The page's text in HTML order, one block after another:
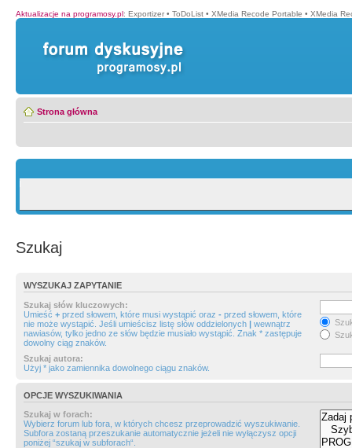
Aktualizacje na programosy.pl: Exportizer • ToDoList • XMedia Recode Portable • XMedia
Strona główna
Szukaj
WYSZUKAJ ZAPYTANIE
Szukaj słów kluczowych:
Umieść + przed słowem, które musi wystąpić oraz - przed słowem, które
nie może wystąpić. Jeśli umieścisz listę słów oddzielonych | wewnątrz
nawiasów, tylko jedno ze słów będzie musiało wystąpić. Znak * zastępuje
dowolny ciąg znaków.
Szukaj autora:
Użyj * jako zamiennika dowolnego ciągu znaków.
OPCJE WYSZUKIWANIA
Szukaj w forach:
Wybierz forum lub fora, w których chcesz przeprowadzić wyszukiwanie.
Subfora zostaną przeszukanie automatycznie jeżeli nie wyłączysz opcji
poniżej “szukaj w subforach“.